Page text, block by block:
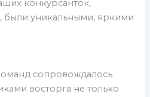
конкурсанток,
были уникальными, яркими
сопровождалось
восторга не только